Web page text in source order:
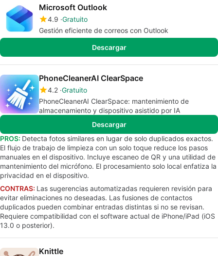
Microsoft Outlook
4.9 Gratuito
Gestión eficiente de correos con Outlook
Descargar
PhoneCleanerAI ClearSpace
4.2 Gratuito
PhoneCleanerAI ClearSpace: mantenimiento de
almacenamiento y dispositivo asistido por IA
Descargar
PROS: Detecta fotos similares en lugar de solo duplicados exactos.
El flujo de trabajo de limpieza con un solo toque reduce los pasos
manuales en el dispositivo. Incluye escaneo de QR y una utilidad de
mantenimiento del micrófono. El procesamiento solo local enfatiza la
privacidad en el dispositivo.
CONTRAS: Las sugerencias automatizadas requieren revisión para
evitar eliminaciones no deseadas. Las fusiones de contactos
duplicados pueden combinar entradas distintas si no se revisan.
Requiere compatibilidad con el software actual de iPhone/iPad (iOS
13.0 o posterior).
Knittle